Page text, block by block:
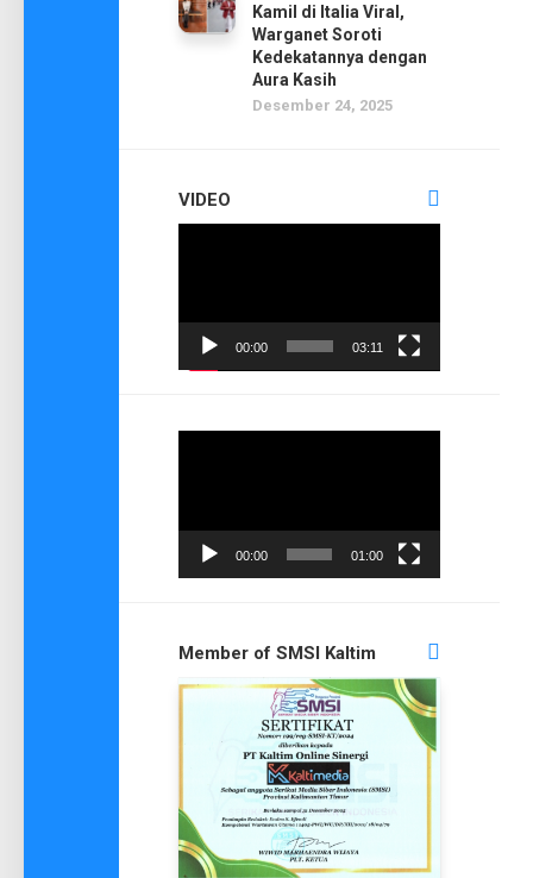
Kamil di Italia Viral,
Warganet Soroti
Kedekatannya dengan
Aura Kasih
Desember 24, 2025
VIDEO
00:00 03:11
00:00 01:00
Member of SMSI Kaltim